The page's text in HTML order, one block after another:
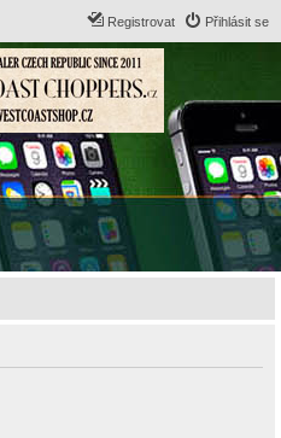
Přihlásit se
Registrovat